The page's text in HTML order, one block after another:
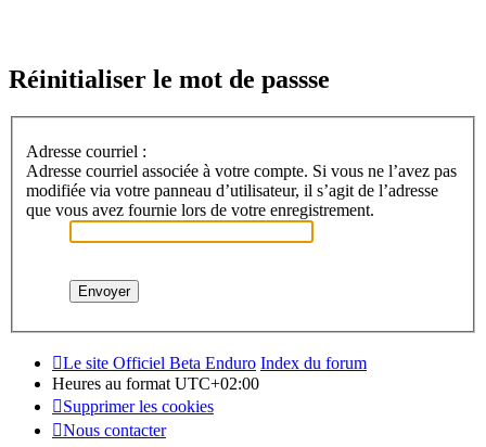
Réinitialiser le mot de passse
Adresse courriel :
Adresse courriel associée à votre compte. Si vous ne l’avez pas
modifiée via votre panneau d’utilisateur, il s’agit de l’adresse
que vous avez fournie lors de votre enregistrement.
Le site Officiel Beta Enduro Index du forum
Heures au format UTC+02:00
Supprimer les cookies
Nous contacter